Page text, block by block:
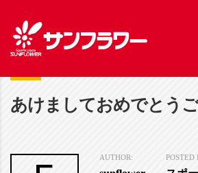
あけましておめでとう
AUTHOR: POSTED